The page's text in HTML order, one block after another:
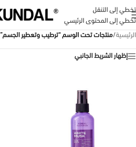
تخطي إلى التنقل
تخطي إلى المحتوى الرئيسي
الرئيسية/منتجات تحت الوسم “ترطيب وتعطير الجسم”
إظهار الشريط الجانبي